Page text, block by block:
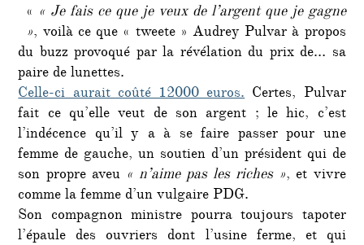
« « Je fais ce que je veux de l’argent que je gagne
», voilà ce que « tweete » Audrey Pulvar à propos
du buzz provoqué par la révélation du prix de… sa
paire de lunettes.
Celle-ci aurait coûté 12000 euros.Certes, Pulvar
fait ce qu’elle veut de son argent ; le hic, c’est
l’indécence qu’il y a à se faire passer pour une
femme de gauche, un soutien d’un président qui de
son propre aveu « n’aime pas les riches », et vivre
comme la femme d’un vulgaire PDG.
Son compagnon ministre pourra toujours tapoter
l’épaule des ouvriers dont l’usine ferme, et qui